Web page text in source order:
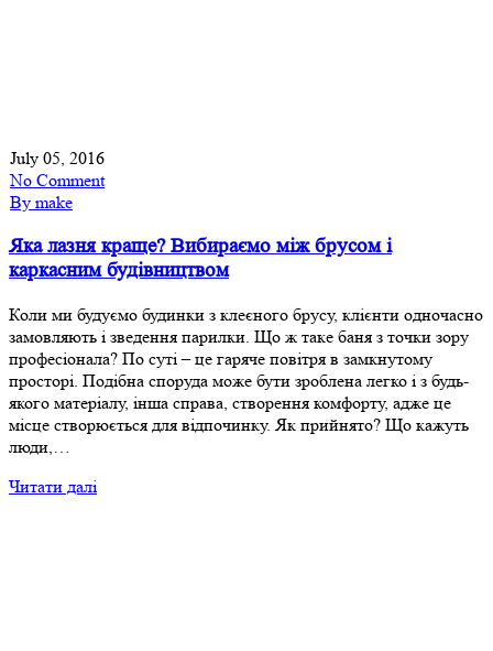
July 05, 2016
No Comment
By make
Яка лазня краще? Вибираємо між брусом і
каркасним будівництвом
Коли ми будуємо будинки з клеєного брусу, клієнти одночасно
замовляють і зведення парилки. Що ж таке баня з точки зору
професіонала? По суті – це гаряче повітря в замкнутому
просторі. Подібна споруда може бути зроблена легко і з будь-
якого матеріалу, інша справа, створення комфорту, адже це
місце створюється для відпочинку. Як прийнято? Що кажуть
люди,…
Читати далі